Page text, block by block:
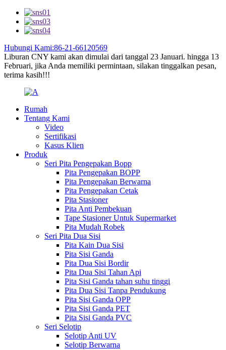
Hubungi Kami:86-21-66120569
Liburan CNY kami akan dimulai dari tanggal 23 Januari. hingga 13
Februari, jika Anda memiliki permintaan, silakan tinggalkan pesan,
terima kasih!!!
Rumah
Tentang Kami
Video
Sertifikasi
Kasus Klien
Produk
Seri Pita Pengepakan Bopp
Pita Pengepakan BOPP
Pita Pengepakan Berwarna
Pita Pengepakan Cetak
Pita Stasioner
Pita Anti Pembekuan
Tape Stasioner Untuk Supermarket
Pita Mudah Robek
Seri Pita Dua Sisi
Pita Kain Dua Sisi
Pita Sisi Ganda
Pita Dua Sisi Bordir
Pita Dua Sisi Tahan Api
Pita Sisi Ganda tahan suhu tinggi
Pita Dua Sisi Tanpa Pendukung
Pita Sisi Ganda OPP
Pita Sisi Ganda PET
Pita Sisi Ganda PVC
Seri Selotip
Selotip Anti UV
Selotip Berwarna